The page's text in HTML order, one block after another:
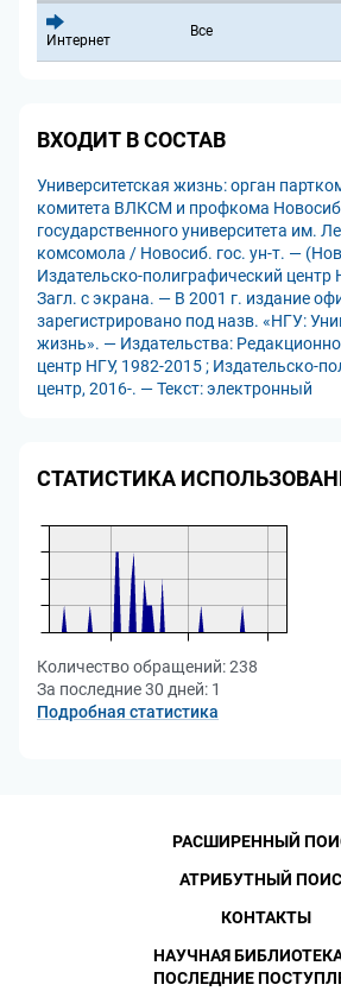
Интернет
Все
ВХОДИТ В СОСТАВ
Университетская жизнь: орган
комитета ВЛКСМ и профкома
государственного университета им.
комсомола / Новосиб. гос. ун-т. —
Издательско-полиграфический центр
Загл. с экрана. — В 2001 г. издание
зарегистрировано под назв. «НГУ:
жизнь». — Издательства:
центр НГУ, 1982-2015 ; Издательско-
центр, 2016-. — Текст: электронный
СТАТИСТИКА
Количество обращений:238
За последние 30 дней: 1
Подробная статистика
РАСШИРЕННЫЙ
АТРИБУТНЫЙ
КОНТАКТЫ
НАУЧНАЯ
ПОСЛЕДНИЕ